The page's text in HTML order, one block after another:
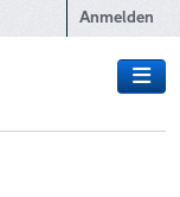
Anmelden